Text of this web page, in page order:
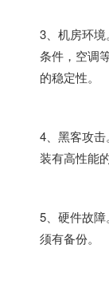
3、机房环
条件，空调
的稳定性。
4、黑客攻
装有高性能
5、硬件故
须有备份。